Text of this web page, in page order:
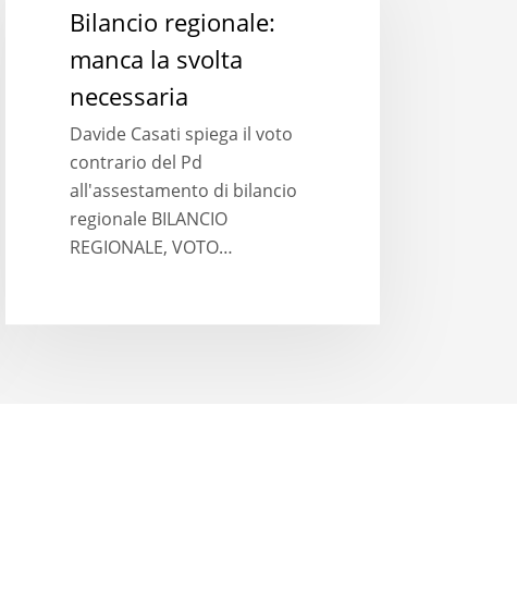
Bilancio regionale:
manca la svolta
necessaria
Davide Casati spiega il voto
contrario del Pd
all'assestamento di bilancio
regionale BILANCIO
REGIONALE, VOTO…